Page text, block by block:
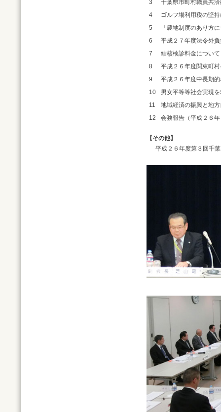
3
千葉県市町村職員共
4
ゴルフ場利用税の堅
5
「農地制度のあり方
6
平成２７年度法令外
7
結核検診料金について
8
平成２６年度関東町
9
平成２６年度中長期
10
男女平等等社会実現
11
地域経済の振興と地
12
会務報告（平成２６
【その他】
平成２６年度第３回千